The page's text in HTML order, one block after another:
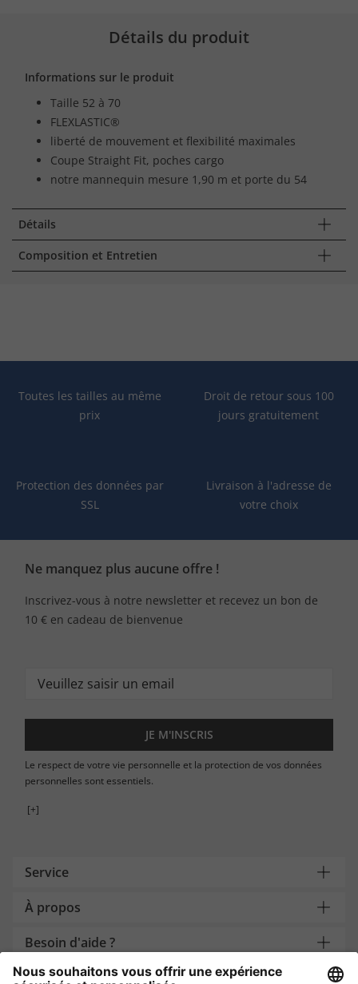
Détails du produit
Informations sur le produit
Taille 52 à 70
FLEXLASTIC®
liberté de mouvement et flexibilité maximales
Coupe Straight Fit, poches cargo
notre mannequin mesure 1,90 m et porte du 54
Détails
Composition et Entretien
Toutes les tailles au même
prix
Droit de retour sous 100
jours gratuitement
Protection des données par
SSL
Livraison à l'adresse de
votre choix
Ne manquez plus aucune offre !
Inscrivez-vous à notre newsletter et recevez un bon de
10 € en cadeau de bienvenue
JE M'INSCRIS
Le respect de votre vie personnelle et la protection de vos données
personnelles sont essentiels.
[+]
Service
À propos
Besoin d'aide ?
Payment and Delivery